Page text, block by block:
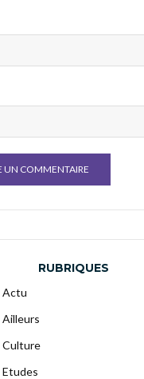
RUBRIQUES
Actu
Ailleurs
Culture
Etudes